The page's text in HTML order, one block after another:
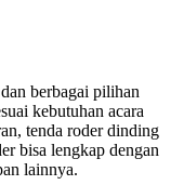
berbagai pilihan
kebutuhan acara
tenda roder dinding
bisa lengkap dengan
lainnya.